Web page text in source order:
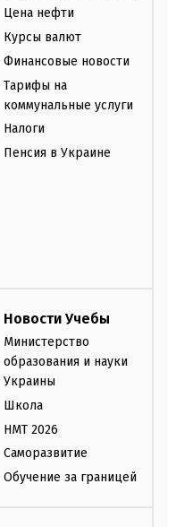
Цена нефти
Курсы валют
Финансовые новости
Тарифы на
коммунальные услуги
Налоги
Пенсия в Украине
Новости Учебы
Министерство
образования и науки
Украины
Школа
НМТ 2026
Саморазвитие
Обучение за границей